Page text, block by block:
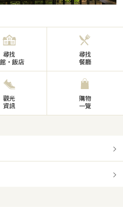
尋找
・飯店
尋找
餐廳
觀光
資訊
購物
一覽